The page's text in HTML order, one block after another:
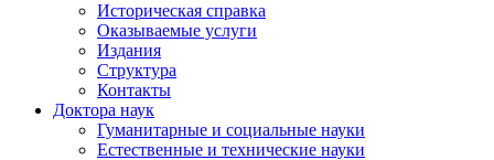
Историческая справка
Оказываемые услуги
Издания
Структура
Контакты
Доктора наук
Гуманитарные и социальные науки
Естественные и технические науки